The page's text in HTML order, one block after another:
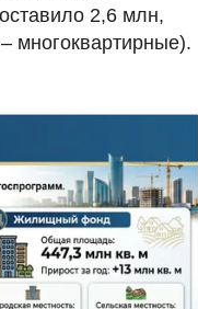
2,6 млн,
многоквартирные).